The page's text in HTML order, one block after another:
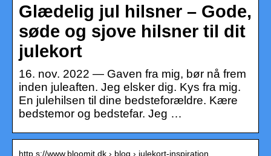
Glædelig jul hilsner – Gode,
søde og sjove hilsner til dit
julekort
16. nov. 2022 — Gaven fra mig, bør nå frem
inden juleaften. Jeg elsker dig. Kys fra mig.
En julehilsen til dine bedsteforældre. Kære
bedstemor og bedstefar. Jeg …
http s://www.bloomit.dk › blog › julekort-inspiration